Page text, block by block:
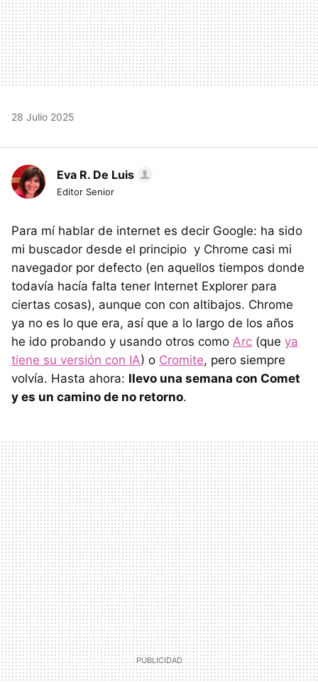
28 Julio 2025
Eva R. De Luis
Editor Senior
Para mí hablar de internet es decir Google: ha sido
mi buscador desde el principio y Chrome casi mi
navegador por defecto (en aquellos tiempos donde
todavía hacía falta tener Internet Explorer para
ciertas cosas), aunque con con altibajos. Chrome
ya no es lo que era, así que a lo largo de los años
he ido probando y usando otros como Arc (que ya
tiene su versión con IA) o Cromite, pero siempre
volvía. Hasta ahora: llevo una semana con Comet
y es un camino de no retorno.